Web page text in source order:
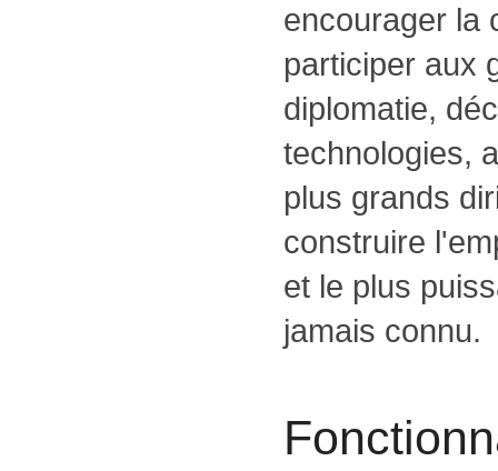
encourager la
participer aux
diplomatie,
technologies,
plus grands
construire
et le plus
jamais connu.